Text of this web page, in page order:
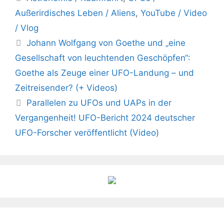
Außerirdisches Leben / Aliens, YouTube / Video
/ Vlog
Johann Wolfgang von Goethe und „eine
Gesellschaft von leuchtenden Geschöpfen“:
Goethe als Zeuge einer UFO-Landung – und
Zeitreisender? (+ Videos)
Parallelen zu UFOs und UAPs in der
Vergangenheit! UFO-Bericht 2024 deutscher
UFO-Forscher veröffentlicht (Video)